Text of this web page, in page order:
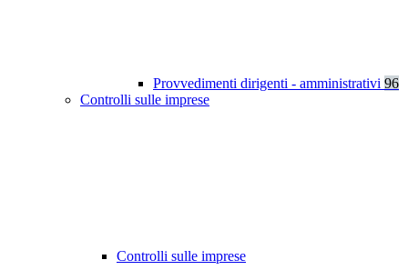
Provvedimenti dirigenti - amministrativi 96
Controlli sulle imprese
Controlli sulle imprese